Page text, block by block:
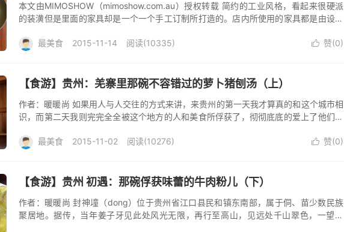
本文由MIMOSHOW（mimoshow.com.au）授权转载 简约的工业风格，看起来很硬派
的装潢但是里面的家具却是一个一个手工订制所打造的。店内所使用的家具都是由设计
 赞(0)
最美食 2015-11-14 阅读(10335)
【食游】贵州：羌寨里那碗不容错过的萝卜猪刨汤（上）
作者：暖暖尚 如果用人与人交往的方式来讲，来贵州的第一天我才算真的和这个城市相
识，而第二天我则完完全全被这个地方的人和美食所俘获了，彻彻底底的爱上了他们。
油粑粑...
 赞(0)
最美食 2015-11-02 阅读(10276)
【食游】贵州 初遇：那碗俘获味蕾的牛肉粉儿（下）
作者：暖暖尚 封神墥（dong）位于贵州省江口县民和镇东南部，属于侗、苗少数民族
聚居地。据传，当年姜子牙见此处风光无限，再行至高山，见远处千山翠色，一望无